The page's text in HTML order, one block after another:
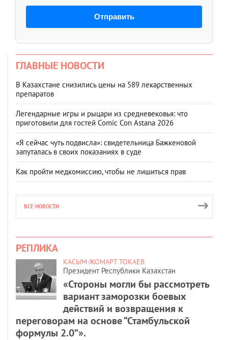
Отправить
ГЛАВНЫЕ НОВОСТИ
В Казахстане снизились цены на 589 лекарственных
препаратов
Легендарные игры и рыцари из средневековья: что
приготовили для гостей Comic Con Astana 2026
«Я сейчас чуть подвисла»: свидетельница Бажкеновой
запуталась в своих показаниях в суде
Как пройти медкомиссию, чтобы не лишиться прав
ВСЕ НОВОСТИ
РЕПЛИКА
КАСЫМ-ЖОМАРТ ТОКАЕВ
Президент Республики Казахстан
«Стороны могли бы рассмотреть
вариант заморозки боевых
действий и возвращения к
переговорам на основе “Стамбульской
формулы 2.0”».